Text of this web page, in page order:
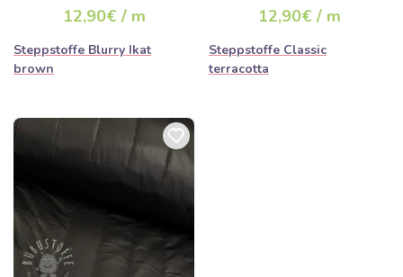
12,90€ / m
Steppstoffe Blurry Ikat
brown
12,90€ / m
Steppstoffe Classic
terracotta